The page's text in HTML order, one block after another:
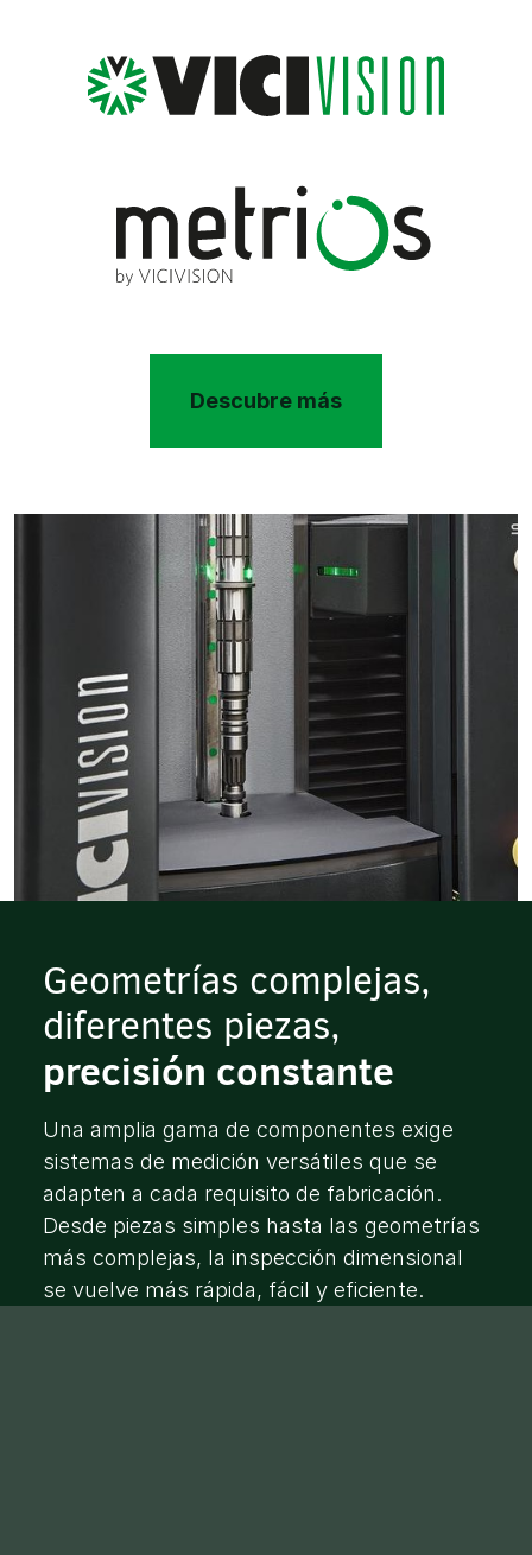
Descubre más
Geometrías complejas,
diferentes piezas,
precisión constante
Una amplia gama de componentes exige
sistemas de medición versátiles que se
adapten a cada requisito de fabricación.
Desde piezas simples hasta las geometrías
más complejas, la inspección dimensional
se vuelve más rápida, fácil y eficiente.